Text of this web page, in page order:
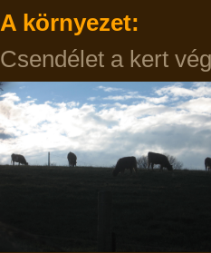
A környezet:
Csendélet a kert